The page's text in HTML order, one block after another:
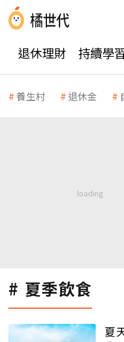
退休理財 持續學
養生村 退休金
夏季飲食
夏